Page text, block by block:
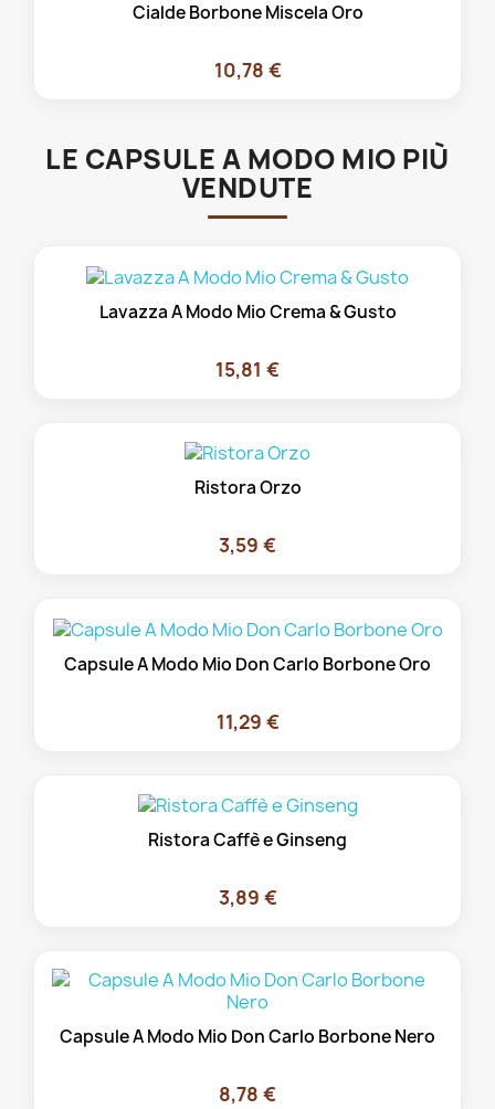
Cialde Borbone Miscela Oro
10,78 €
LE CAPSULE A MODO MIO PIÙ
VENDUTE
Lavazza A Modo Mio Crema & Gusto
15,81 €
Ristora Orzo
3,59 €
Capsule A Modo Mio Don Carlo Borbone Oro
11,29 €
Ristora Caffè e Ginseng
3,89 €
Capsule A Modo Mio Don Carlo Borbone Nero
8,78 €